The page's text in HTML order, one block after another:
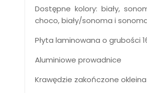
Dostępne kolory: biały,
choco, biały/sonoma i
Płyta laminowana o grubości
Aluminiowe prowadnice
Krawędzie zakończone okleina